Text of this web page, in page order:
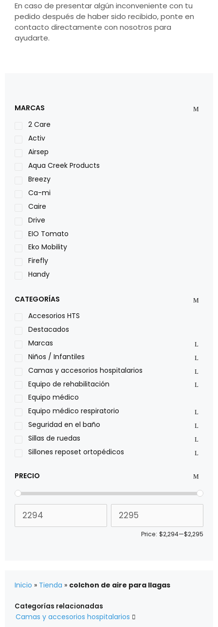
En caso de presentar algún inconveniente con tu
pedido después de haber sido recibido, ponte en
contacto directamente con nosotros para
ayudarte.
MARCAS
2 Care
Activ
Airsep
Aqua Creek Products
Breezy
Ca-mi
Caire
Drive
EIO Tomato
Eko Mobility
Firefly
Handy
Leggero
Lumex
Medical Store
Nidek
Oxiplus
Philips
Pride
Roho
Sillas de ruedas Everest Jennings
Stealth products
Xiehe Medical
CATEGORÍAS
Accesorios HTS
Destacados
Marcas
Niños / Infantiles
Camas y accesorios hospitalarios
Equipo de rehabilitación
Equipo médico
Equipo médico respiratorio
Seguridad en el baño
Sillas de ruedas
Sillones reposet ortopédicos
PRECIO
Price: $2,294—$2,295
Inicio » Tienda » colchon de aire para llagas
Categorías relacionadas
Camas y accesorios hospitalarios 